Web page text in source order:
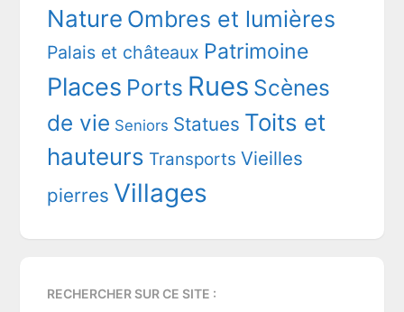
Nature Ombres et lumières
Palais et châteaux Patrimoine
Places Ports Rues Scènes
de vie Seniors Statues Toits et
hauteurs Transports Vieilles
pierres Villages
RECHERCHER SUR CE SITE :